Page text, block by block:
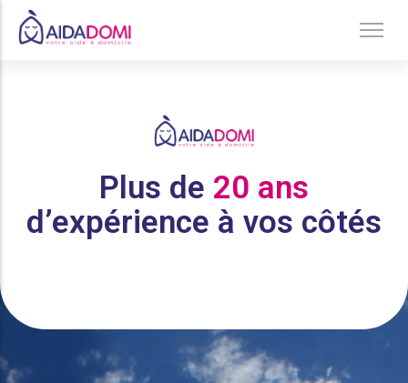
Jardinage & Bricolage
Aide aux personnes âgées
Accompagnement du handicap
Plus de 20 ans
d’expérience à vos côtés